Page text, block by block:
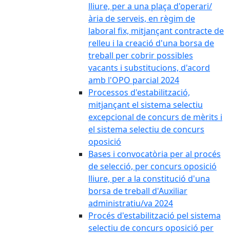
lliure, per a una plaça d'operari/
ària de serveis, en règim de
laboral fix, mitjançant contracte de
relleu i la creació d'una borsa de
treball per cobrir possibles
vacants i substitucions, d'acord
amb l'OPO parcial 2024
Processos d'estabilització,
mitjançant el sistema selectiu
excepcional de concurs de mèrits i
el sistema selectiu de concurs
oposició
Bases i convocatòria per al procés
de selecció, per concurs oposició
lliure, per a la constitució d'una
borsa de treball d'Auxiliar
administratiu/va 2024
Procés d'estabilització pel sistema
selectiu de concurs oposició per